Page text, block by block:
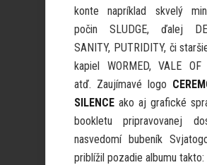
konte napríklad skvelý
počin SLUDGE, ďalej
SANITY, PUTRIDITY, či
kapiel WORMED, VALE OF
atď. Zaujímavé logo
SILENCE ako aj grafické
bookletu pripravovanej
nasvedomí bubeník
priblížil pozadie albumu takto: